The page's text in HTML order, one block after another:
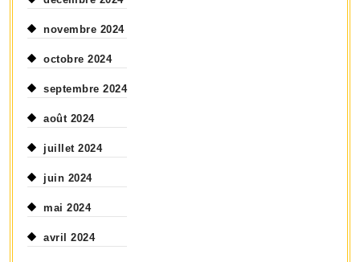
novembre 2024
octobre 2024
septembre 2024
août 2024
juillet 2024
juin 2024
mai 2024
avril 2024